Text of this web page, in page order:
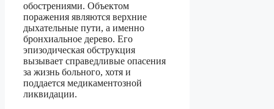
обострениями. Объектом
поражения являются верхние
дыхательные пути, а именно
бронхиальное дерево. Его
эпизодическая обструкция
вызывает справедливые опасения
за жизнь больного, хотя и
поддается медикаментозной
ликвидации.